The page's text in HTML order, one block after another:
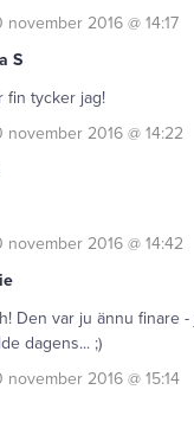
november 2016 @ 14:17
S
fin tycker jag!
november 2016 @ 14:22
november 2016 @ 14:42
Den var ju ännu finare
dagens... ;)
november 2016 @ 15:14